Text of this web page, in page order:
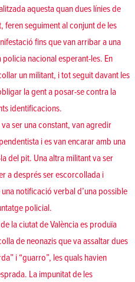
aquesta quan dues línies de
seguiment al conjunt de les
fins que van arribar a una
nacional esperant-les. En
un militant, i tot seguit davant les
la gent a posar-se contra la
identificacions.
ser una constant, van agredir
i es van encarar amb una
del pit. Una altra militant va ser
a després ser escorcollada i
notificació verbal d’una possible
policial.
la ciutat de València es produïa
de neonazis que va assaltar dues
i “guarro”, les quals havien
La impunitat de les